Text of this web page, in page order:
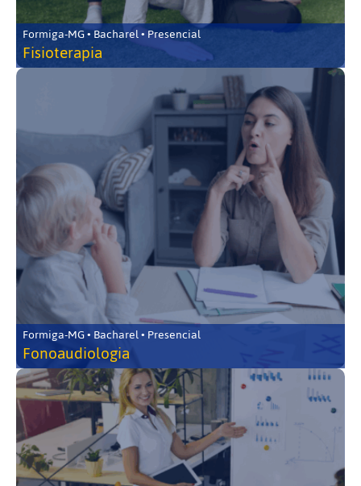
Formiga-MG • Bacharel • Presencial
Fisioterapia
Formiga-MG • Bacharel • Presencial
Fonoaudiologia